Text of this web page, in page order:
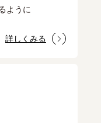
ように
詳しくみる